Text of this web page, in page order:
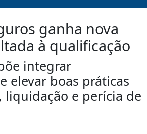
ganha nova
à qualificação
integrar
elevar boas práticas
liquidação e perícia de